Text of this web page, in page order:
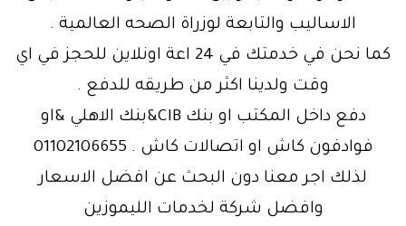
الاساليب والتابعة لوزراة الصحه العالمية .
كما نحن في خدمتك في 24 اعة اونلاين للحجز في اي
وقت ولدينا اكثر من طريقه للدفع .
دفع داخل المكتب او بنك CIB&بنك الاهلي &او
فوادفون كاش او اتصالات كاش . 01102106655
لذلك اجر معنا دون البحث عن افضل الاسعار
وافضل شركة لخدمات الليموزين